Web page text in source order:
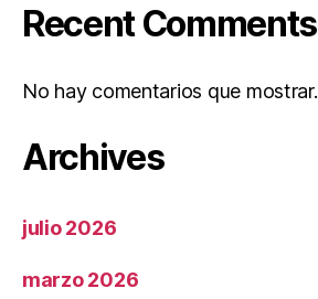
Recent Comments
No hay comentarios que mostrar.
Archives
julio 2026
marzo 2026